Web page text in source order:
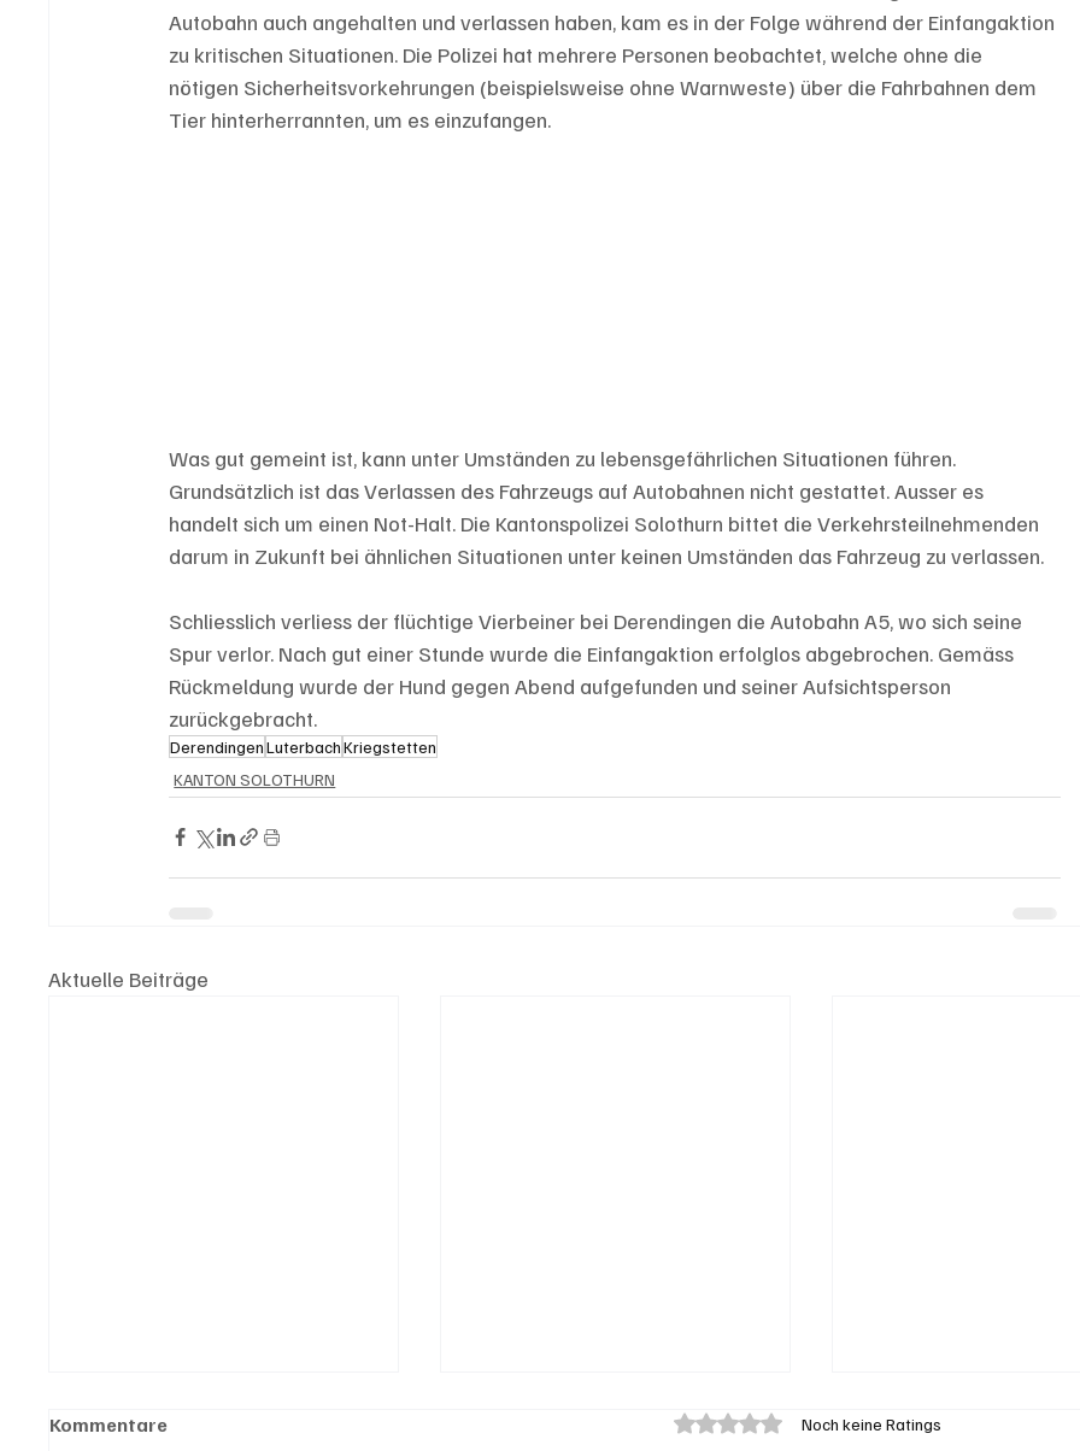
Autobahn auch angehalten und verlassen haben, kam es in der Folge während der Einfangaktion
zu kritischen Situationen. Die Polizei hat mehrere Personen beobachtet, welche ohne die
nötigen Sicherheitsvorkehrungen (beispielsweise ohne Warnweste) über die Fahrbahnen dem
Tier hinterherrannten, um es einzufangen.
Was gut gemeint ist, kann unter Umständen zu lebensgefährlichen Situationen führen.
Grundsätzlich ist das Verlassen des Fahrzeugs auf Autobahnen nicht gestattet. Ausser es
handelt sich um einen Not-Halt. Die Kantonspolizei Solothurn bittet die Verkehrsteilnehmenden
darum in Zukunft bei ähnlichen Situationen unter keinen Umständen das Fahrzeug zu verlassen.
Schliesslich verliess der flüchtige Vierbeiner bei Derendingen die Autobahn A5, wo sich seine
Spur verlor. Nach gut einer Stunde wurde die Einfangaktion erfolglos abgebrochen. Gemäss
Rückmeldung wurde der Hund gegen Abend aufgefunden und seiner Aufsichtsperson
zurückgebracht.
DerendingenLuterbachKriegstetten
KANTON SOLOTHURN
Aktuelle Beiträge
Kommentare Mit 0 von 5 Sternen bewertet.
Noch keine Ratings